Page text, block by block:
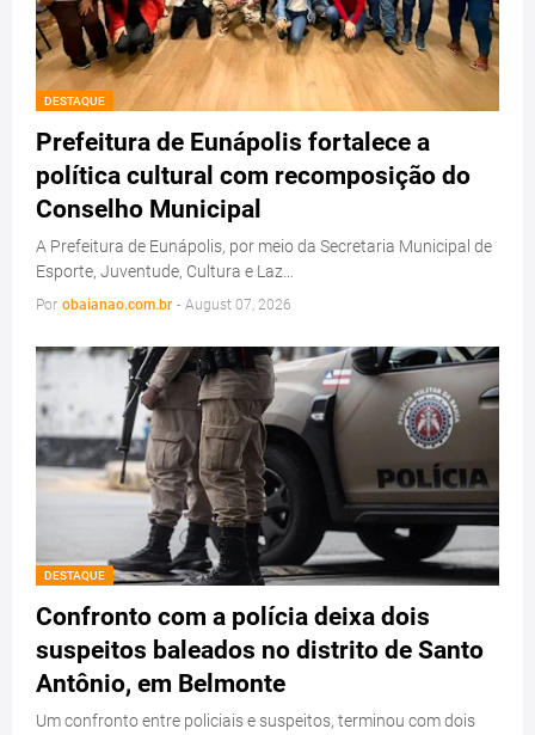
DESTAQUE
Prefeitura de Eunápolis fortalece a
política cultural com recomposição do
Conselho Municipal
A Prefeitura de Eunápolis, por meio da Secretaria Municipal de
Esporte, Juventude, Cultura e Laz…
Por obaianao.com.br - August 07, 2026
DESTAQUE
Confronto com a polícia deixa dois
suspeitos baleados no distrito de Santo
Antônio, em Belmonte
Um confronto entre policiais e suspeitos, terminou com dois